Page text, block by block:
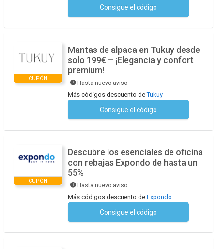
Consigue el código
CUPÓN
Mantas de alpaca en Tukuy desde
solo 199€ – ¡Elegancia y confort
premium!
Hasta nuevo aviso
Más códigos descuento deTukuy
Consigue el código
CUPÓN
Descubre los esenciales de oficina
con rebajas Expondo de hasta un
55%
Hasta nuevo aviso
Más códigos descuento de Expondo
Consigue el código